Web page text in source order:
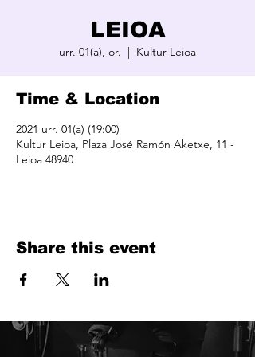
LEIOA
urr. 01(a), or.
  |
Kultur Leioa
Time & Location
2021 urr. 01(a) (19:00)
Kultur Leioa, Plaza José Ramón Aketxe, 11 -
Leioa 48940
Share this event